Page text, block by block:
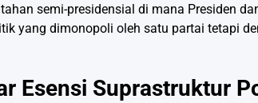
semi-presidensial di mana Presiden
yang dimonopoli oleh satu partai tetapi
Esensi Suprastruktur